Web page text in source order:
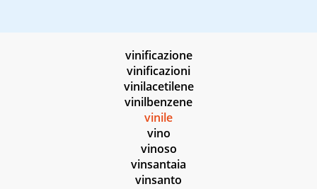
vinificazione
vinificazioni
vinilacetilene
vinilbenzene
vinile
vino
vinoso
vinsantaia
vinsanto